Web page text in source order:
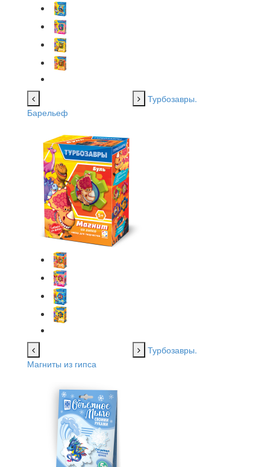
Турбозавры.
Барельеф
Турбозавры.
Магниты из гипса